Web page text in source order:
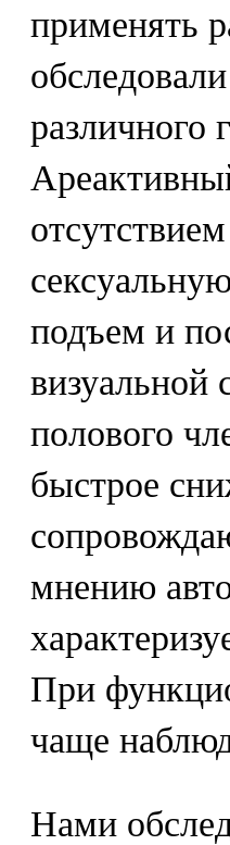
применять
различного
подъем и
визуальной
полового
быстрое
мнению
При
чаще
Нами